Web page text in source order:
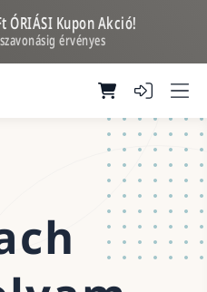
ÓRIÁSI Kupon Akció!
érvényes